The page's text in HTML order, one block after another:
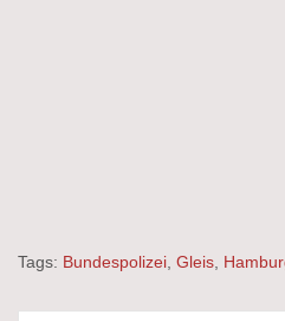
Tags: Bundespolizei Gleis